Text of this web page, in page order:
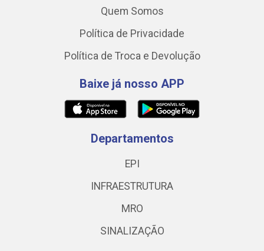
Quem Somos
Política de Privacidade
Política de Troca e Devolução
Baixe já nosso APP
Departamentos
EPI
INFRAESTRUTURA
MRO
SINALIZAÇÃO